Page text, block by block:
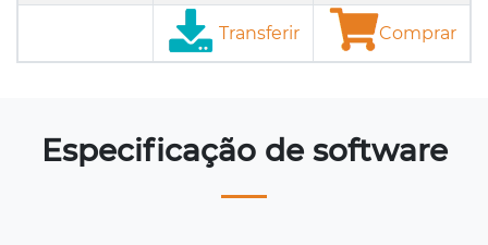
Transferir Comprar
Especificação de software